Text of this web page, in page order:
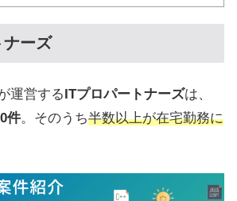
ナーズ
運営する ITプロパートナーズは、
件。そのうち半数以上が在宅勤務に